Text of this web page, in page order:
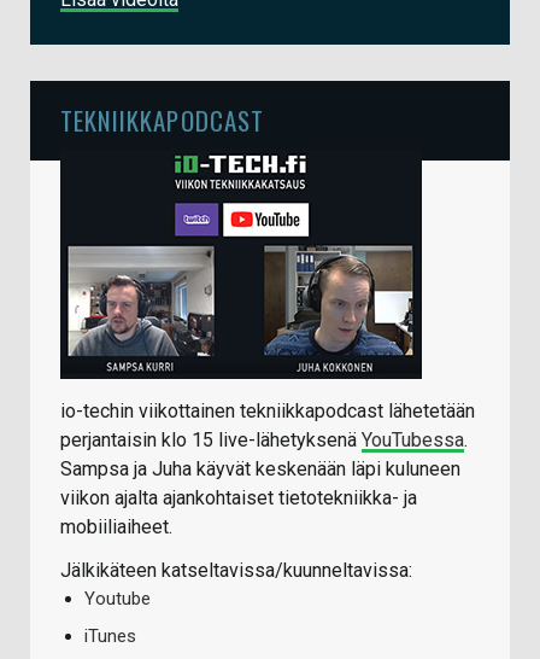
TEKNIIKKAPODCAST
io-techin viikottainen tekniikkapodcast lähetetään
perjantaisin klo 15 live-lähetyksenä YouTubessa.
Sampsa ja Juha käyvät keskenään läpi kuluneen
viikon ajalta ajankohtaiset tietotekniikka- ja
mobiiliaiheet.
Jälkikäteen katseltavissa/kuunneltavissa:
Youtube
iTunes